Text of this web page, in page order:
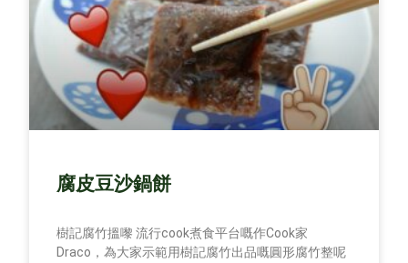
腐皮豆沙鍋餅
樹記腐竹搵嚟 流行cook煮食平台嘅作Cook家
Draco，為大家示範用樹記腐竹出品嘅圓形腐竹整呢